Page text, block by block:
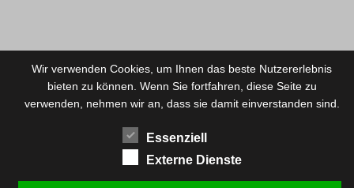
Wir verwenden Cookies, um Ihnen das beste Nutzererlebnis
bieten zu können. Wenn Sie fortfahren, diese Seite zu
verwenden, nehmen wir an, dass sie damit einverstanden sind.
Essenziell
Externe Dienste